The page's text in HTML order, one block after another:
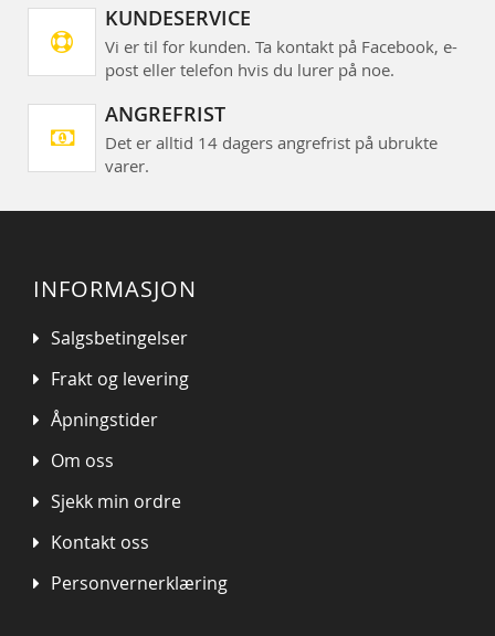
KUNDESERVICE
Vi er til for kunden. Ta kontakt på Facebook, e-
post eller telefon hvis du lurer på noe.
ANGREFRIST
Det er alltid 14 dagers angrefrist på ubrukte
varer.
INFORMASJON
Salgsbetingelser
Frakt og levering
Åpningstider
Om oss
Sjekk min ordre
Kontakt oss
Personvernerklæring